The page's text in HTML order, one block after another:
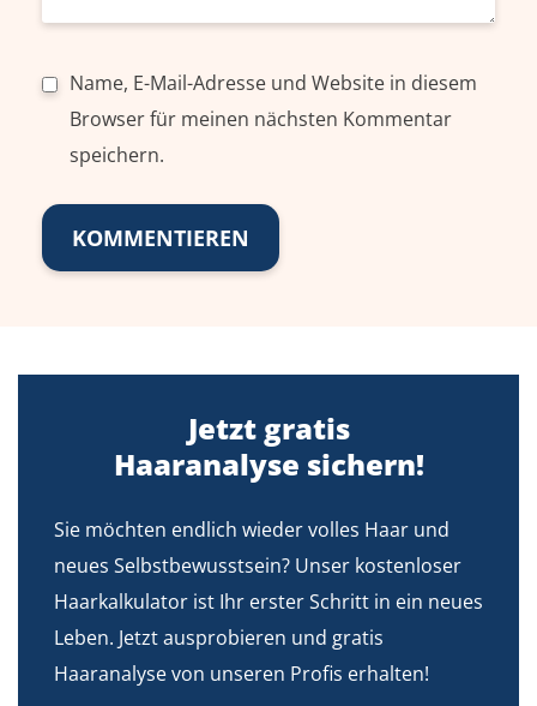
Name, E-Mail-Adresse und Website in diesem
Browser für meinen nächsten Kommentar
speichern.
Jetzt gratis
Haaranalyse sichern!
Sie möchten endlich wieder volles Haar und
neues Selbstbewusstsein? Unser kostenloser
Haarkalkulator ist Ihr erster Schritt in ein neues
Leben. Jetzt ausprobieren und gratis
Haaranalyse von unseren Profis erhalten!